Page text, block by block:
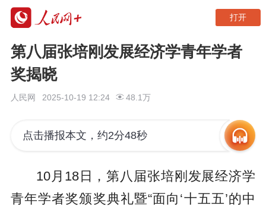
打开
第八届张培刚发展经济学青年学者
奖揭晓
人民网 2025-10-19 12:24 48.1万
点击播报本文，约2分48秒
10月18日，第八届张培刚发展经济学
青年学者奖颁奖典礼暨“面向‘十五五’的中